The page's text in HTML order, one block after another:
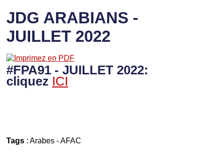
JDG ARABIANS -
JUILLET 2022
#FPA91 - JUILLET 2022:
cliquez ICI
Tags: Arabes-AFAC